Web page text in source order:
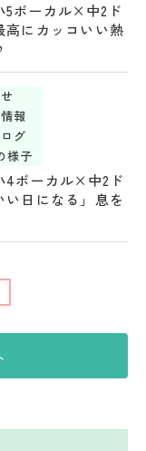
5ボーカル×中2ド
高にカッコいい熱
報
グ
様子
4ボーカル×中2ド
日になる」息を